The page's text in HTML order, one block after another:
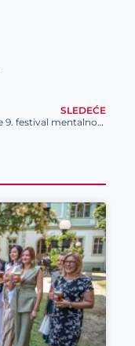
SLEDEĆE
Počinje 9. festival mentalnog zdravlja